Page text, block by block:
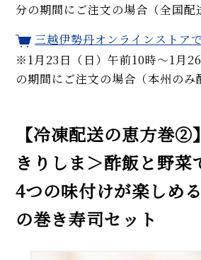
分の期間にご注文の場合（全国配
三越伊勢丹オンラインストア
※1月23日（日）午前10時～1月
の期間にご注文の場合（本州のみ
【冷凍配送の恵方巻②
きりしま＞酢飯と野菜
4つの味付けが楽しめ
の巻き寿司セット